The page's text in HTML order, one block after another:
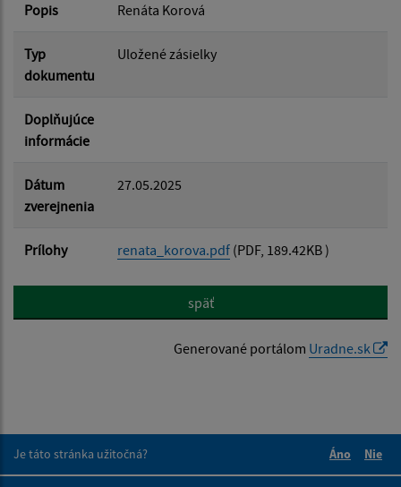
Popis Renáta Korová
Typ
dokumentu
Uložené zásielky
Doplňujúce
informácie
Dátum
zverejnenia
27.05.2025
Prílohy renata_korova.pdf (PDF, 189.42KB )
späť
Generované portálom Uradne.sk
Je táto stránka užitočná?
Áno
Nie